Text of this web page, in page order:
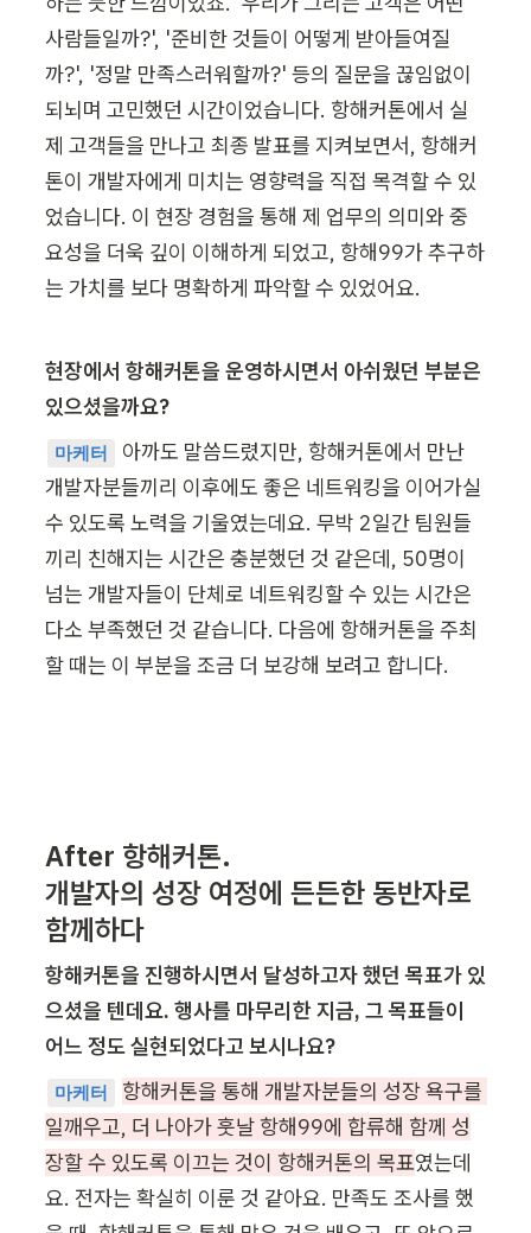
사람들일까?', '준비한 것들이 어떻게 받아들여질
까?', '정말 만족스러워할까?' 등의 질문을 끊임없이
되뇌며 고민했던 시간이었습니다. 항해커톤에서 실
제 고객들을 만나고 최종 발표를 지켜보면서, 항해커
톤이 개발자에게 미치는 영향력을 직접 목격할 수 있
었습니다. 이 현장 경험을 통해 제 업무의 의미와 중
요성을 더욱 깊이 이해하게 되었고, 항해99가 추구하
는 가치를 보다 명확하게 파악할 수 있었어요.
현장에서 항해커톤을 운영하시면서 아쉬웠던 부분은
있으셨을까요?
마케터
아까도 말씀드렸지만, 항해커톤에서 만난
개발자분들끼리 이후에도 좋은 네트워킹을 이어가실
수 있도록 노력을 기울였는데요. 무박 2일간 팀원들
끼리 친해지는 시간은 충분했던 것 같은데, 50명이
넘는 개발자들이 단체로 네트워킹할 수 있는 시간은
다소 부족했던 것 같습니다. 다음에 항해커톤을 주최
할 때는 이 부분을 조금 더 보강해 보려고 합니다.
After 항해커톤.
개발자의 성장 여정에 든든한 동반자로
함께하다
항해커톤을 진행하시면서 달성하고자 했던 목표가 있
으셨을 텐데요. 행사를 마무리한 지금, 그 목표들이
어느 정도 실현되었다고 보시나요?
마케터
항해커톤을 통해 개발자분들의 성장 욕구를
일깨우고, 더 나아가 훗날 항해99에 합류해 함께 성
장할 수 있도록 이끄는 것이 항해커톤의 목표였는데
요. 전자는 확실히 이룬 것 같아요. 만족도 조사를 했